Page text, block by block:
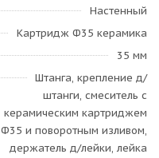
Настенный
Картридж Ф35 керамика
35 мм
Штанга, крепление д/
штанги, смеситель с
керамическим картриджем
Ф35 и поворотным изливом,
держатель д/лейки, лейка